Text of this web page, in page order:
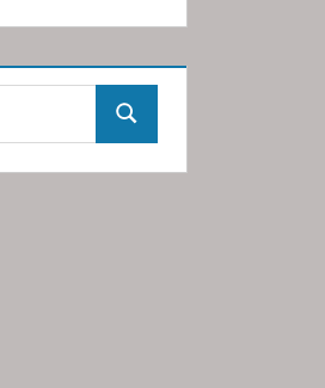
Search